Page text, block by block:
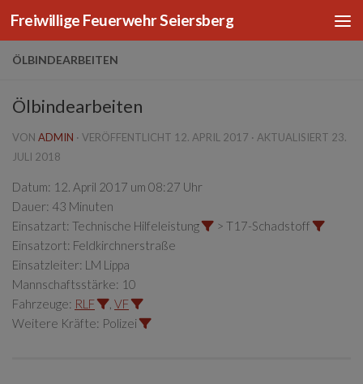
Zum Inhalt springen
Freiwillige Feuerwehr Seiersberg
ÖLBINDEARBEITEN
Ölbindearbeiten
VON ADMIN · VERÖFFENTLICHT 12. APRIL 2017 · AKTUALISIERT 23.
JULI 2018
Datum: 12. April 2017 um 08:27 Uhr
Dauer: 43 Minuten
Einsatzart: Technische Hilfeleistung
> T17-Schadstoff
Einsatzort: Feldkirchnerstraße
Einsatzleiter: LM Lippa
Mannschaftsstärke: 10
Fahrzeuge: RLF
VF
Weitere Kräfte: Polizei